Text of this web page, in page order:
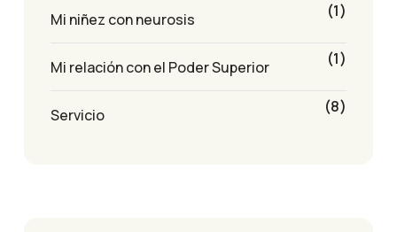
Mi niñez con neurosis (1)
Mi relación con el Poder Superior (1)
Servicio (8)